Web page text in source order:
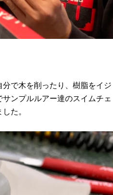
で木を削ったり、樹脂をイジ
ンプルルアー達のスイムチェ
た。